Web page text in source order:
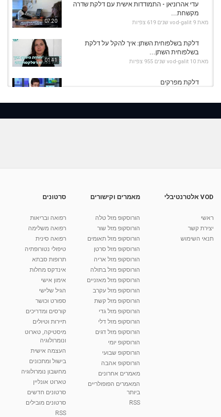
07:20
עדי אהרוניאן - התמודדות אישית עם דלקת שדרה
מקשחת...
מאת vod-galit 9 שנים 619 צפיות
01:41
דלקת בשלפוחית השתן: איך להקל על דלקת
בשלפוחית השתן...
מאת vod-galit 10 שנים 955 צפיות
דלקת מפרקים
דלקת כרונית בסינוסים, סינוסיטיס דלקת הסינוסים
05:05
דלקת גרון
10:17
קרין גורן - העוגה המתגלצ’ת ללא קמח
38.5k צפיות
01:37
יוסי שר - מתמחה בשיטת אלכסנדר וטאי צ'י
01:46
רנה רז-גילו -טיפול אנרגטי ויעוץ רוחני - נומרולוגית
2,316 צפיות
05:37
סודות בתאריך הלידה, משמעות חודש הלידה -
ינואר זינה ליבשיץ נומרולוגית
3,264 צפיות
1:31:05
ליסה גרוסמן - המרכז לאימון התנהגותי - קשב
וריכוז ברעננה - הרצאת מבוא: אימון להצלחה של...
VOD אלטרנטיבלי
ראשי
יצירת קשר
תנאי השימוש
מאמרים וקישורים
הורוסקופ מזל טלה
הורוסקופ מזל שור
הורוסקופ מזל תאומים
הורוסקופ מזל סרטן
הורוסקופ מזל אריה
הורוסקופ מזל בתולה
הורוסקופ מזל מאזניים
הורוסקופ מזל עקרב
הורוסקופ מזל קשת
הורוסקופ מזל גדי
הורוסקופ מזל דלי
הורוסקופ מזל דגים
הורוסקופ יומי
הורוסקופ שבועי
הורוסקופ אהבה
מאמרים אחרונים
המאמרים הפופולריים
ביותר
RSS
סרטונים
רפואה ובריאות
רפואה משלימה
רפואה סינית
טיפולי נטורופתיה
תרופות סבתא
אינדקס מחלות
אימון אישי
הגיל שלישי
ספורט וכושר
קורסים ומדריכים
תיירות וטיולים
מיסטיקה, טארוט
ונומרולוגיה
העצמה אישית
בישול ומתכונים
מחשבון נומרולוגיה
טארוט אונליין
סרטונים חדשים
סרטונים מובילים
RSS